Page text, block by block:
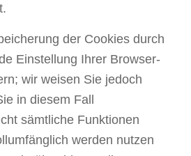
der Cookies durch
Einstellung Ihrer Browser-
wir weisen Sie jedoch
in diesem Fall
sämtliche Funktionen
werden nutzen